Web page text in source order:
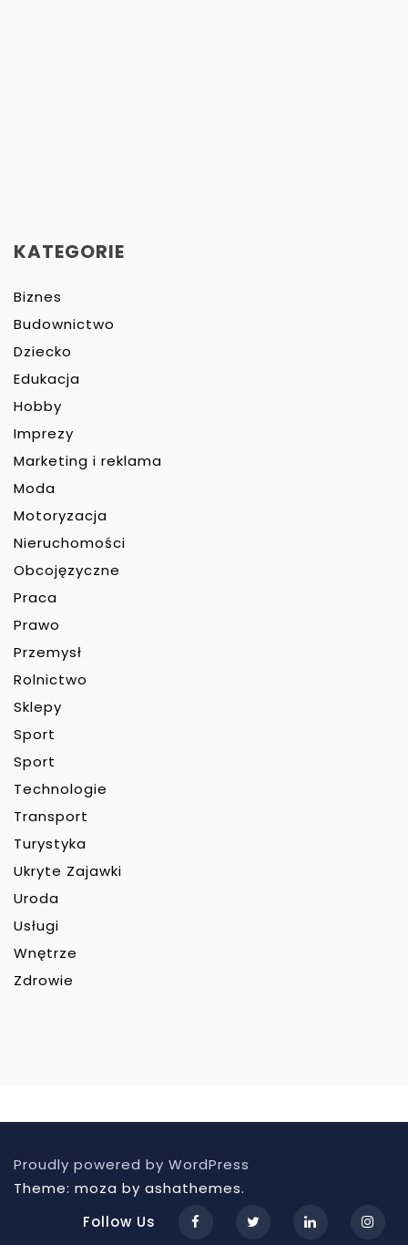
KATEGORIE
Biznes
Budownictwo
Dziecko
Edukacja
Hobby
Imprezy
Marketing i reklama
Moda
Motoryzacja
Nieruchomości
Obcojęzyczne
Praca
Prawo
Przemysł
Rolnictwo
Sklepy
Sport
Sport
Technologie
Transport
Turystyka
Ukryte Zajawki
Uroda
Usługi
Wnętrze
Zdrowie
Proudly powered by WordPress
Theme: moza by ashathemes.
Follow Us